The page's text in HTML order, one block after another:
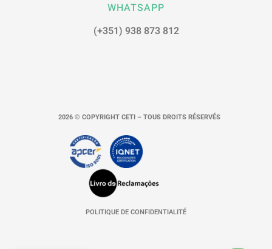
WHATSAPP
(+351) 938 873 812
2026 © COPYRIGHT CETI – TOUS DROITS RÉSERVÉS
POLITIQUE DE CONFIDENTIALITÉ